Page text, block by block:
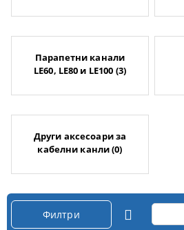
Парапетни канали
LE60, LE80 и LE100 (3)
Други аксесоари за
кабелни канли (0)
Филтри